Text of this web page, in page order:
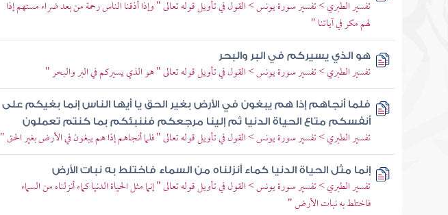
تفسير الطبري > تفسير سورة يونس > القول في تأويل قوله تعالى " وإذا أذقنا الناس رحمة من بعد ضراء مستهم إذا
لهم مكر في آياتنا "
هو الذي يسيركم في البر والبحر
تفسير الطبري > تفسير سورة يونس > القول في تأويل قوله تعالى " هو الذي يسيركم في البر والبحر "
فلما أنجاهم إذا هم يبغون في الأرض بغير الحق يا أيها الناس إنما بغيكم على
أنفسكم متاع الحياة الدنيا ثم إلينا مرجعكم فننبئكم بما كنتم تعملون
تفسير الطبري > تفسير سورة يونس > القول في تأويل قوله تعالى " فلما أنجاهم إذا هم يبغون في الأرض بغير الحق "
إنما مثل الحياة الدنيا كماء أنزلناه من السماء فاختلط به نبات الأرض
تفسير الطبري > تفسير سورة يونس > القول في تأويل قوله تعالى " إنما مثل الحياة الدنيا كماء أنزلناه من السماء
فاختلط به نبات الأرض "